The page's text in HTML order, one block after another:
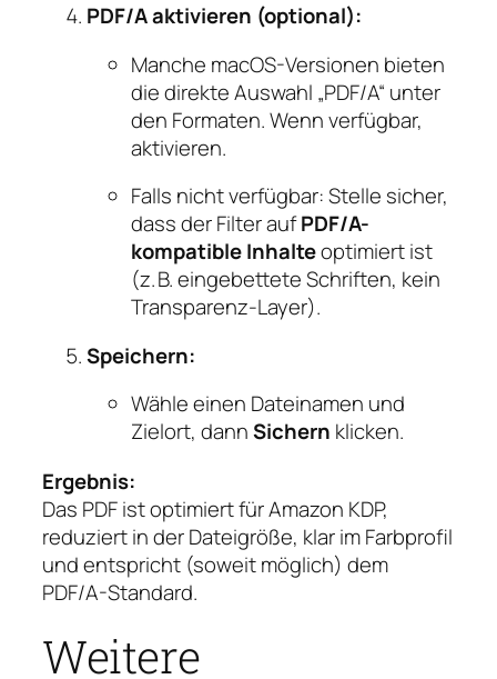
PDF/A aktivieren (optional):
Manche macOS-Versionen bieten
die direkte Auswahl „PDF/A“ unter
den Formaten. Wenn verfügbar,
aktivieren.
Falls nicht verfügbar: Stelle sicher,
dass der Filter aufPDF/A-
kompatible Inhalteoptimiert ist
(z. B. eingebettete Schriften, kein
Transparenz-Layer).
Speichern:
Wähle einen Dateinamen und
Zielort, dannSichern klicken.
Ergebnis:
Das PDF ist optimiert für Amazon KDP,
reduziert in der Dateigröße, klar im Farbprofil
und entspricht (soweit möglich) dem
PDF/A-Standard.
Weitere